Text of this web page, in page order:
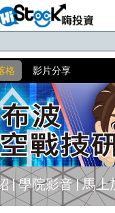
格 影片分享
|學院影音|馬上